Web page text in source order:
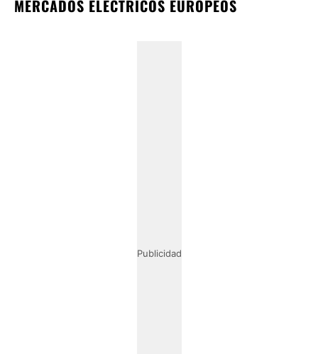
MERCADOS ELÉCTRICOS EUROPEOS
Publicidad